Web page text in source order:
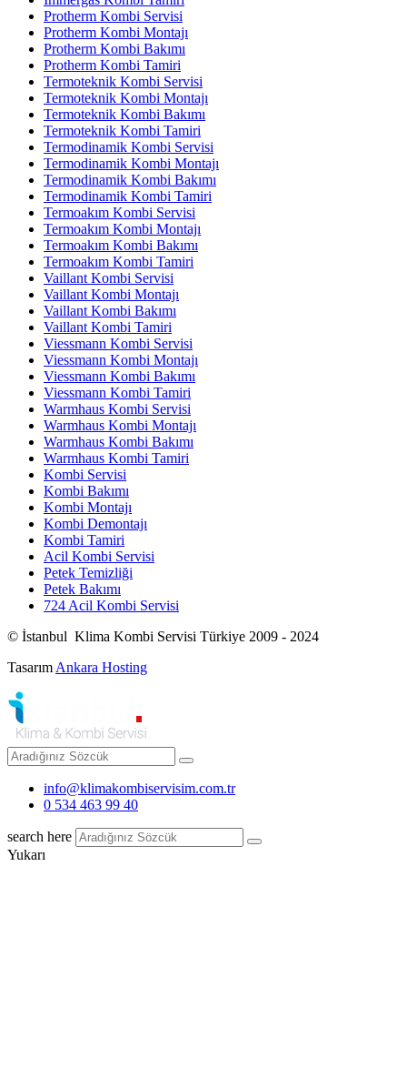
Protherm Kombi Servisi
Protherm Kombi Montajı
Protherm Kombi Bakımı
Protherm Kombi Tamiri
Termoteknik Kombi Servisi
Termoteknik Kombi Montajı
Termoteknik Kombi Bakımı
Termoteknik Kombi Tamiri
Termodinamik Kombi Servisi
Termodinamik Kombi Montajı
Termodinamik Kombi Bakımı
Termodinamik Kombi Tamiri
Termoakım Kombi Servisi
Termoakım Kombi Montajı
Termoakım Kombi Bakımı
Termoakım Kombi Tamiri
Vaillant Kombi Servisi
Vaillant Kombi Montajı
Vaillant Kombi Bakımı
Vaillant Kombi Tamiri
Viessmann Kombi Servisi
Viessmann Kombi Montajı
Viessmann Kombi Bakımı
Viessmann Kombi Tamiri
Warmhaus Kombi Servisi
Warmhaus Kombi Montajı
Warmhaus Kombi Bakımı
Warmhaus Kombi Tamiri
Kombi Servisi
Kombi Bakımı
Kombi Montajı
Kombi Demontajı
Kombi Tamiri
Acil Kombi Servisi
Petek Temizliği
Petek Bakımı
724 Acil Kombi Servisi
© İstanbul Klima Kombi Servisi Türkiye 2009 - 2024
TasarımAnkara Hosting
info@klimakombiservisim.com.tr
0 534 463 99 40
search here
Yukarı